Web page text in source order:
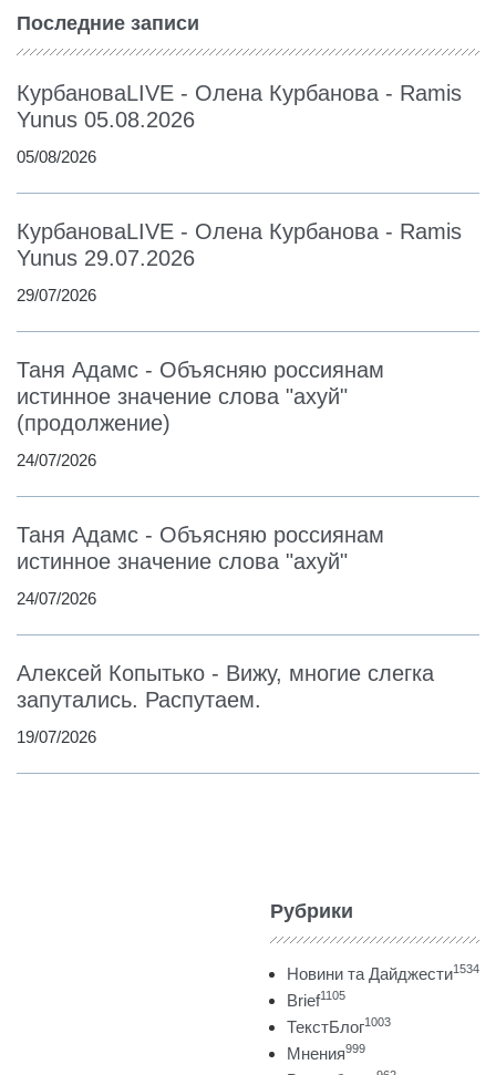
Последние записи
КурбановаLIVE - Олена Курбанова - Ramis
Yunus 05.08.2026
05/08/2026
КурбановаLIVE - Олена Курбанова - Ramis
Yunus 29.07.2026
29/07/2026
Таня Адамс - Объясняю россиянам
истинное значение слова "ахуй"
(продолжение)
24/07/2026
Таня Адамс - Объясняю россиянам
истинное значение слова "ахуй"
24/07/2026
Алексей Копытько - Вижу, многие слегка
запутались. Распутаем.
19/07/2026
Рубрики
Новини та Дайджести1534
Brief1105
ТекстБлог1003
Мнения999